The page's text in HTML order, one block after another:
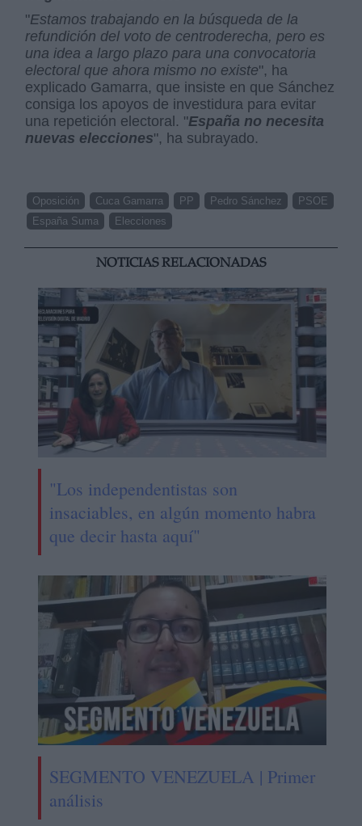
"Estamos trabajando en la búsqueda de la
refundición del voto de centroderecha, pero es
una idea a largo plazo para una convocatoria
electoral que ahora mismo no existe", ha
explicado Gamarra, que insiste en que Sánchez
consiga los apoyos de investidura para evitar
una repetición electoral. "España no necesita
nuevas elecciones", ha subrayado.
Oposición Cuca Gamarra PP Pedro Sánchez
PSOE
España Suma
Elecciones
NOTICIAS RELACIONADAS
"Los independentistas son
insaciables, en algún momento habra
que decir hasta aquí"
SEGMENTO VENEZUELA | Primer
análisis